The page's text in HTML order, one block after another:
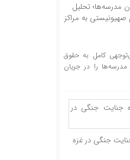
مدرسه‌ها؛ تحلیل
به مراکز
کامل به حقوق
مدرسه‌ها را در جریان
جنگی در غزه